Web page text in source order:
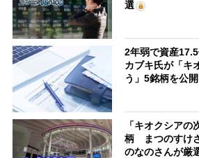
選
2年弱で資産
カブキ氏が「キ
う」5銘柄を公開
「キオクシア
柄 まつのすけ
のなのさんが厳